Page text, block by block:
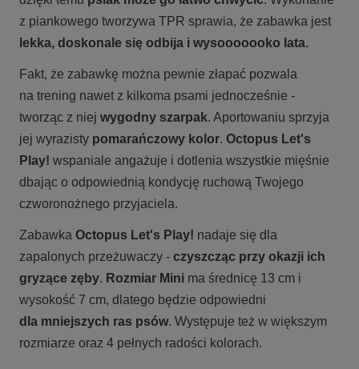
z piankowego tworzywa TPR sprawia, że zabawka jest
lekka, doskonale się odbija i wysooooooko lata.
Fakt, że zabawkę można pewnie złapać pozwala
na trening nawet z kilkoma psami jednocześnie -
tworząc z niej wygodny szarpak. Aportowaniu sprzyja
jej wyrazisty pomarańczowy kolor. Octopus Let's
Play! wspaniale angażuje i dotlenia wszystkie mięśnie
dbając o odpowiednią kondycję ruchową Twojego
czworonożnego przyjaciela.
Zabawka Octopus Let's Play! nadaje się dla
zapalonych przeżuwaczy - czyszcząc przy okazji ich
gryzące zęby. Rozmiar Mini ma średnicę 13 cm i
wysokość 7 cm, dlatego będzie odpowiedni
dla mniejszych ras psów. Występuje też w większym
rozmiarze oraz 4 pełnych radości kolorach.